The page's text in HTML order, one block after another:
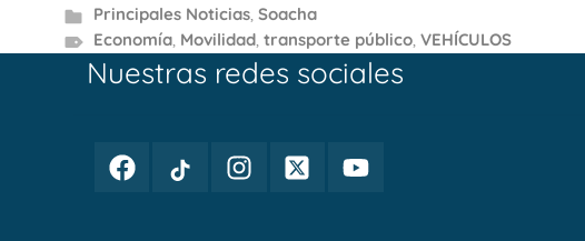
Principales Noticias, Soacha
Economía, Movilidad, transporte público, VEHÍCULOS
Nuestras redes sociales
Facebook
Periodismo
TikTok
Periodismo
InstagramTwitterYoutube